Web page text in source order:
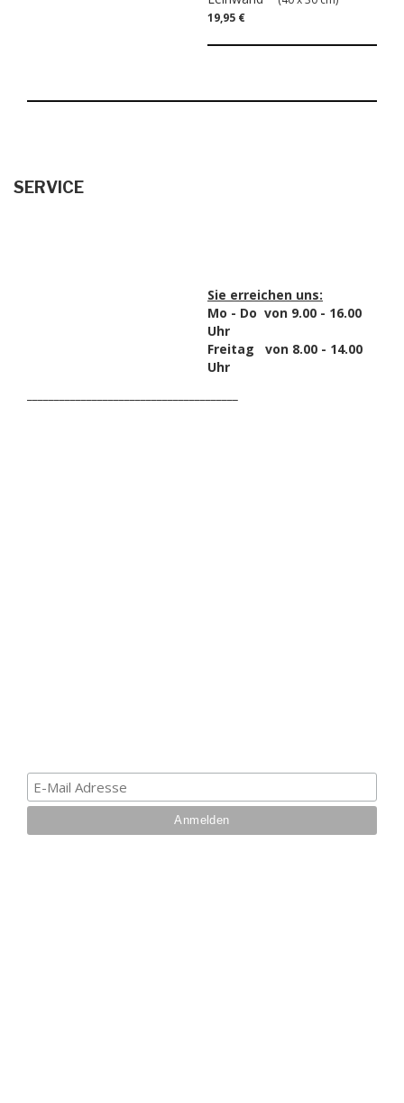
19,95 €
SERVICE
Sie erreichen uns:
Mo - Do von 9.00 - 16.00
Uhr
Freitag von 8.00 - 14.00
Uhr